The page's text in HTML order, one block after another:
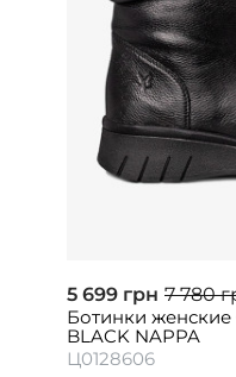
5 699 грн 7 780
Ботинки женские
BLACK NAPPA
Ц0128606